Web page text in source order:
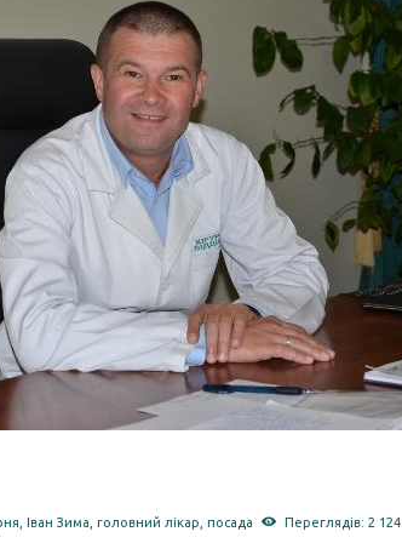
,Іван Зима ,головний лікар ,посада Переглядів: 2 124